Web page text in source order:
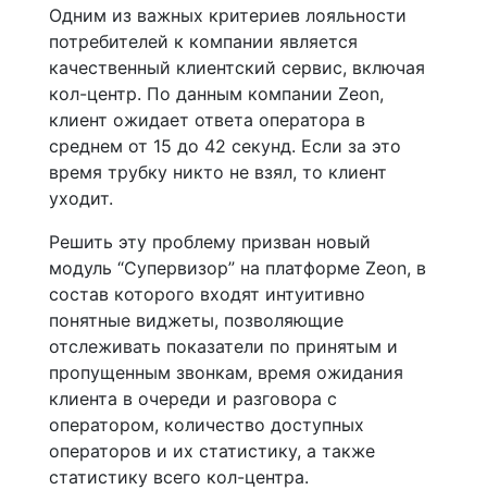
Одним из важных критериев лояльности
потребителей к компании является
качественный клиентский сервис, включая
кол-центр. По данным компании Zeon,
клиент ожидает ответа оператора в
среднем от 15 до 42 секунд. Если за это
время трубку никто не взял, то клиент
уходит.
Решить эту проблему призван новый
модуль “Супервизор” на платформе Zeon, в
состав которого входят интуитивно
понятные виджеты, позволяющие
отслеживать показатели по принятым и
пропущенным звонкам, время ожидания
клиента в очереди и разговора с
оператором, количество доступных
операторов и их статистику, а также
статистику всего кол-центра.